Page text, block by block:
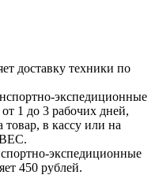
доставку техники по
экспедиционные
1 до 3 рабочих дней,
товар, в кассу или на
экспедиционные
450 рублей.